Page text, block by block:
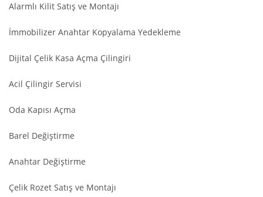
Alarmlı Kilit Satış ve Montajı
İmmobilizer Anahtar Kopyalama Yedekleme
Dijital Çelik Kasa Açma Çilingiri
Acil Çilingir Servisi
Oda Kapısı Açma
Barel Değiştirme
Anahtar Değiştirme
Çelik Rozet Satış ve Montajı